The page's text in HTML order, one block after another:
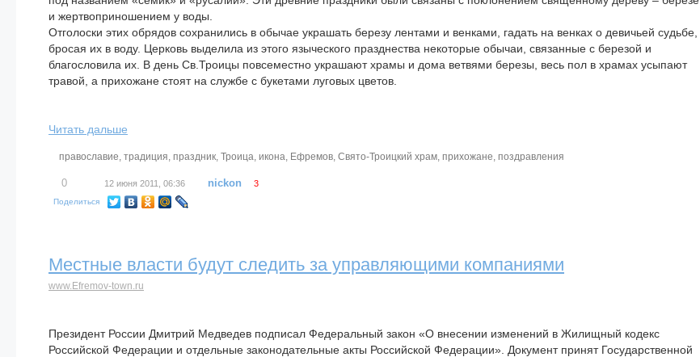
и жертвоприношением у воды.
Отголоски этих обрядов сохранились в обычае украшать березу лентами и венками, гадать на венках о девичьей судьбе,
бросая их в воду. Церковь выделила из этого языческого празднества некоторые обычаи, связанные с березой и
благословила их. В день Св.Троицы повсеместно украшают храмы и дома ветвями березы, весь пол в храмах усыпают
травой, а прихожане стоят на службе с букетами луговых цветов.
Читать дальше
православие, традиция, праздник, Троица, икона, Ефремов, Свято-Троицкий храм, прихожане, поздравления
0 12 июня 2011, 06:36 nickon 3
Поделиться
Местные власти будут следить за управляющими компаниями
www.Efremov-town.ru
Президент России Дмитрий Медведев подписал Федеральный закон «О внесении изменений в Жилищный кодекс
Российской Федерации и отдельные законодательные акты Российской Федерации». Документ принят Государственной